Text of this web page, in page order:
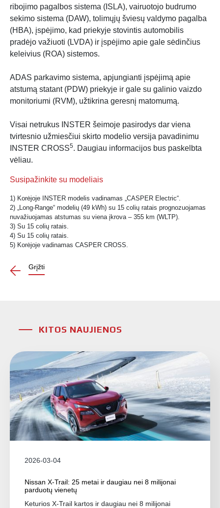
ribojimo pagalbos sistema (ISLA), vairuotojo budrumo
sekimo sistema (DAW), tolimųjų šviesų valdymo pagalba
(HBA), įspėjimo, kad priekyje stovintis automobilis
pradėjo važiuoti (LVDA) ir įspėjimo apie gale sėdinčius
keleivius (ROA) sistemos.
ADAS parkavimo sistema, apjungianti įspėjimą apie
atstumą statant (PDW) priekyje ir gale su galinio vaizdo
monitoriumi (RVM), užtikrina geresnį matomumą.
Visai netrukus INSTER šeimoje pasirodys dar viena
tvirtesnio užmiesčiui skirto modelio versija pavadinimu
INSTER CROSS5. Daugiau informacijos bus paskelbta
vėliau.
Susipažinkite su modeliais
1) Korėjoje INSTER modelis vadinamas „CASPER Electric“.
2) „Long-Range“ modelių (49 kWh) su 15 colių ratais prognozuojamas
nuvažiuojamas atstumas su viena įkrova – 355 km (WLTP).
3) Su 15 colių ratais.
4) Su 15 colių ratais.
5) Korėjoje vadinamas CASPER CROSS.
Grįžti
KITOS NAUJIENOS
2026-03-04
Nissan X-Trail: 25 metai ir daugiau nei 8 milijonai
parduotų vienetų
Keturios X-Trail kartos ir daugiau nei 8 milijonai